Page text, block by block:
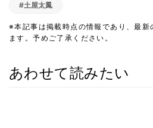
#土屋太鳳
※本記事は掲載時点の情報であり、最新
ます。予めご了承ください。
あわせて読みたい